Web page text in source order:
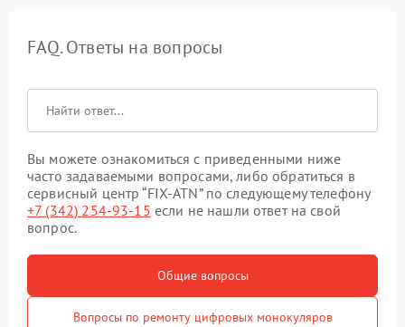
FAQ. Ответы на вопросы
Вы можете ознакомиться с приведенными ниже
часто задаваемыми вопросами, либо обратиться в
сервисный центр “FIX-ATN” по следующему телефону
+7 (342) 254-93-15 если не нашли ответ на свой
вопрос.
Общие вопросы
Вопросы по ремонту цифровых монокуляров